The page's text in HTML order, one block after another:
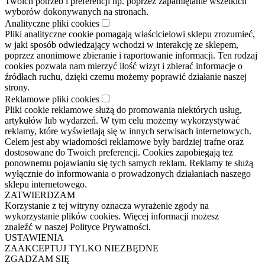
wyborów dokonywanych na stronach.
Analityczne pliki cookies
Pliki analityczne cookie pomagają właścicielowi sklepu zrozumieć,
w jaki sposób odwiedzający wchodzi w interakcję ze sklepem,
poprzez anonimowe zbieranie i raportowanie informacji. Ten rodzaj
cookies pozwala nam mierzyć ilość wizyt i zbierać informacje o
źródłach ruchu, dzięki czemu możemy poprawić działanie naszej
strony.
Reklamowe pliki cookies
Pliki cookie reklamowe służą do promowania niektórych usług,
artykułów lub wydarzeń. W tym celu możemy wykorzystywać
reklamy, które wyświetlają się w innych serwisach internetowych.
Celem jest aby wiadomości reklamowe były bardziej trafne oraz
dostosowane do Twoich preferencji. Cookies zapobiegają też
ponownemu pojawianiu się tych samych reklam. Reklamy te służą
wyłącznie do informowania o prowadzonych działaniach naszego
sklepu internetowego.
ZATWIERDZAM
Korzystanie z tej witryny oznacza wyrażenie zgody na
wykorzystanie plików cookies. Więcej informacji możesz
znaleźć w naszej Polityce Prywatności.
USTAWIENIA
ZAAKCEPTUJ TYLKO NIEZBĘDNE
ZGADZAM SIĘ